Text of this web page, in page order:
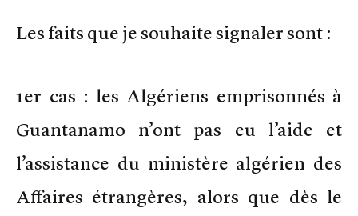
Les faits que je souhaite signaler sont :
1er cas : les Algériens emprisonnés à
Guantanamo n’ont pas eu l’aide et
l’assistance du ministère algérien des
Affaires étrangères, alors que dès le